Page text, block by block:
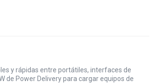
y rápidas entre portátiles, interfaces de
de Power Delivery para cargar equipos de